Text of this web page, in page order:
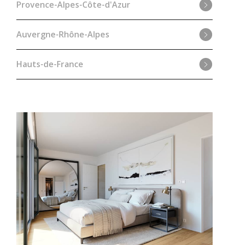
Provence-Alpes-Côte-d'Azur
Auvergne-Rhône-Alpes
Hauts-de-France